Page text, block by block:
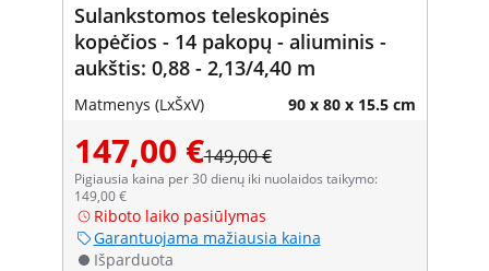
Sulankstomos teleskopinės
kopėčios - 14 pakopų - aliuminis -
aukštis: 0,88 - 2,13/4,40 m
Matmenys (LxŠxV) 90 x 80 x 15.5 cm
147,00 €149,00 €
Pigiausia kaina per 30 dienų iki nuolaidos taikymo:
149,00 €
Riboto laiko pasiūlymas
Garantuojama mažiausia kaina
Išparduota